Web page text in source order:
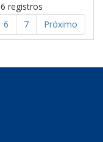
registros
6 7 Próximo